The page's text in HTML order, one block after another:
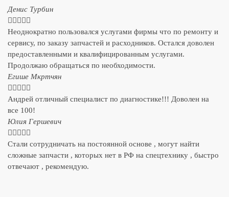
Денис Турбин
    
Неоднократно пользовался услугами фирмы что по ремонту и
сервису, по заказу запчастей и расходников. Остался доволен
предоставленными и квалифицированным услугами.
Продолжаю обращаться по необходимости.
​Егише Мкртчян
    
Андрей отличный специалист по диагностике!!! Доволен на
все 100!
​Юлия Гершевич
    
Стали сотрудничать на постоянной основе , могут найти
сложные запчасти , которых нет в РФ на спецтехнику , быстро
отвечают , рекомендую.